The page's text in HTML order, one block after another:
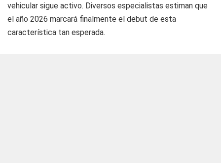
vehicular sigue activo. Diversos especialistas estiman que
el año 2026 marcará finalmente el debut de esta
característica tan esperada.